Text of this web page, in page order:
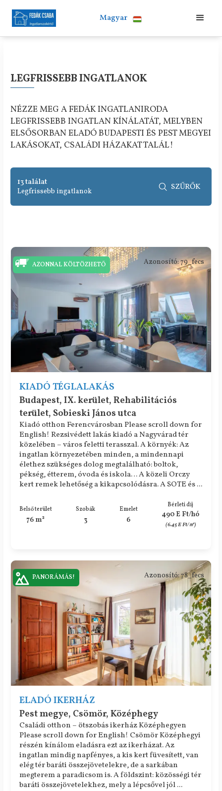
Magyar
LEGFRISSEBB INGATLANOK
NÉZZE MEG A FEDÁK INGATLANIRODA
LEGFRISSEBB INGATLAN KÍNÁLATÁT, MELYBEN
ELSŐSORBAN ELADÓ BUDAPESTI ÉS PEST MEGYEI
LAKÁSOKAT, CSALÁDI HÁZAKAT TALÁL!
KIADÓ TÉGLALAKÁS
Budapest, IX. kerület, Rehabilitációs
terület, Sobieski János utca
Azonosító: 79_fecs
Kiadó otthon Ferencvárosban Please scroll down for
English! Rezsivédett lakás kiadó a Nagyvárad tér
közelében – város feletti terasszal. A környék: Az
ingatlan környezetében minden, a mindennapi
élethez szükséges dolog megtalálható: boltok,
pékség, étterem, óvoda és iskola… A közeli Orczy
kert remek lehetőség a kikapcsolódásra. A SOTE és ...
Belső terület
76 m²
Szobák
3
Emelet
6
Bérleti díj
490 E Ft/hó
(6.45 E Ft/㎡)
AZONNAL KÖLTÖZHETŐ
ELADÓ IKERHÁZ
Pest megye, Csömör, Középhegy
Azonosító: 78_fecs
Családi otthon – ötszobás ikerház Középhegyen
Please scroll down for English! Csömör Középhegyi
részén kínálom eladásra ezt az ikerházat. Az
ingatlan mindig napfényes, a kis kert füvesített, van
elég tér baráti összejövetelekre, de a sarkában
megterem a paradicsom is. A földszint: közösségi tér
baráti összejövetelekhez, mely a lépcsővel jól ...
PANORÁMÁS!
13 találat
Legfrissebb ingatlanok  SZŰRŐK